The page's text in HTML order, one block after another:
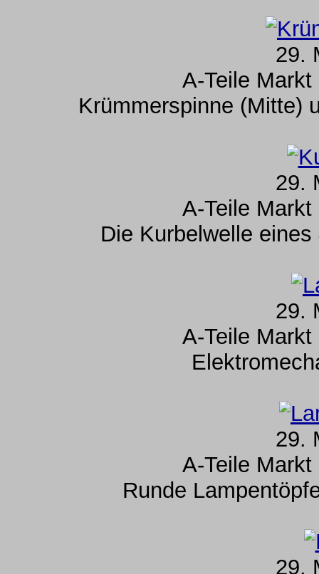
29.
A-Teile
Krümmerspinne (Mitte)
29.
A-Teile
Die Kurbelwelle
29.
A-Teile
29.
A-Teile
Runde
29.